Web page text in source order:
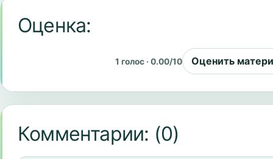
Оценка:
1 голос · 0.00/10 Оценить
Комментарии: (0)